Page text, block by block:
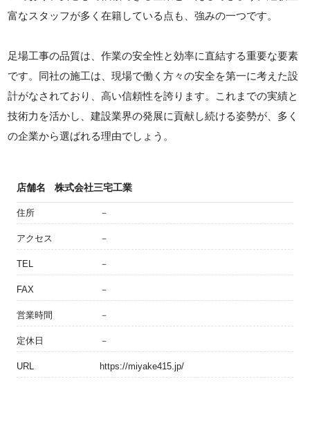
富なスタッフが多く在籍している点も、強みの一つです。
足場工事の品質は、作業の安全性と効率に直結する重要な要素
です。同社の施工は、現場で働く方々の安全を第一に考えた設
計がなされており、高い信頼性を誇ります。これまでの実績と
技術力を活かし、建設業界の発展に貢献し続ける姿勢が、多く
の企業から選ばれる理由でしょう。
店舗名 株式会社三宅工業
住所 －
アクセス －
TEL －
FAX －
営業時間 －
定休日 －
URL https://miyake415.jp/